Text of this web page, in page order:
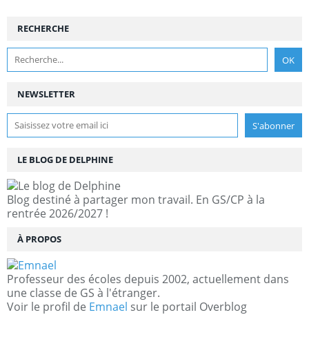
NEWSLETTER
RECHERCHE
LE BLOG DE DELPHINE
Blog destiné à partager mon travail. En GS/CP à la
rentrée 2026/2027 !
À PROPOS
Professeur des écoles depuis 2002, actuellement dans
une classe de GS à l'étranger.
Voir le profil de Emnael sur le portail Overblog